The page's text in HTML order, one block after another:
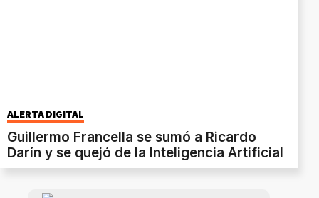
ALERTA DIGITAL
Guillermo Francella se sumó a Ricardo
Darín y se quejó de la Inteligencia Artificial